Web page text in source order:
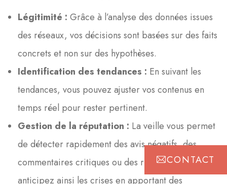
CONTACT
Légitimité : Grâce à l’analyse des données issues
des réseaux, vos décisions sont basées sur des faits
concrets et non sur des hypothèses.
Identification des tendances : En suivant les
tendances, vous pouvez ajuster vos contenus en
temps réel pour rester pertinent.
Gestion de la réputation : La veille vous permet
de détecter rapidement des avis négatifs, des
commentaires critiques ou des rumeurs. Vous
anticipez ainsi les crises en apportant des